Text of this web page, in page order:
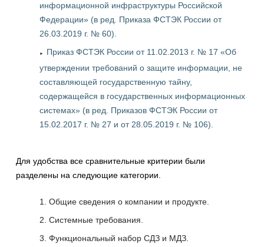
информационной инфраструктуры Российской
Федерации» (в ред. Приказа ФСТЭК России от
26.03.2019 г. № 60).
Приказ ФСТЭК России от 11.02.2013 г. № 17 «Об
утверждении требований о защите информации, не
составляющей государственную тайну,
содержащейся в государственных информационных
системах» (в ред. Приказов ФСТЭК России от
15.02.2017 г. № 27 и от 28.05.2019 г. № 106).
Для удобства все сравнительные критерии были
разделены на следующие категории.
Общие сведения о компании и продукте.
Системные требования.
Функциональный набор СДЗ и МДЗ.